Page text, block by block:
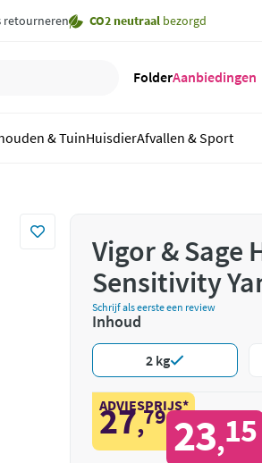
retourneren CO2 neutraal bezorgd
FolderAanbiedingen
& TuinHuisdierAfvallen & Sport
Vigor & Sage
Sensitivity
Schrijf als eerste een review
Inhoud
2 kg
ADVIESPRIJS*
27,79 23,15